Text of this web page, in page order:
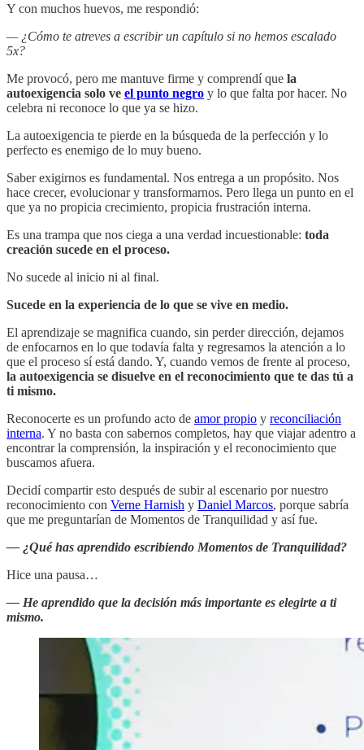
Y con muchos huevos, me respondió:
— ¿Cómo te atreves a escribir un capítulo si no hemos escalado
5x?
Me provocó, pero me mantuve firme y comprendí que la
autoexigencia solo ve el punto negro y lo que falta por hacer. No
celebra ni reconoce lo que ya se hizo.
La autoexigencia te pierde en la búsqueda de la perfección y lo
perfecto es enemigo de lo muy bueno.
Saber exigirnos es fundamental. Nos entrega a un propósito. Nos
hace crecer, evolucionar y transformarnos. Pero llega un punto en el
que ya no propicia crecimiento, propicia frustración interna.
Es una trampa que nos ciega a una verdad incuestionable: toda
creación sucede en el proceso.
No sucede al inicio ni al final.
Sucede en la experiencia de lo que se vive en medio.
El aprendizaje se magnifica cuando, sin perder dirección, dejamos
de enfocarnos en lo que todavía falta y regresamos la atención a lo
que el proceso sí está dando. Y, cuando vemos de frente al proceso,
la autoexigencia se disuelve en el reconocimiento que te das tú a
ti mismo.
Reconocerte es un profundo acto de amor propio y reconciliación
interna. Y no basta con sabernos completos, hay que viajar adentro a
encontrar la comprensión, la inspiración y el reconocimiento que
buscamos afuera.
Decidí compartir esto después de subir al escenario por nuestro
reconocimiento con Verne Harnish y Daniel Marcos, porque sabría
que me preguntarían de Momentos de Tranquilidad y así fue.
— ¿Qué has aprendido escribiendo Momentos de Tranquilidad?
Hice una pausa…
— He aprendido que la decisión más importante es elegirte a ti
mismo.